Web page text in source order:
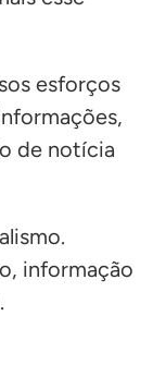
esforços
de notícia
informação